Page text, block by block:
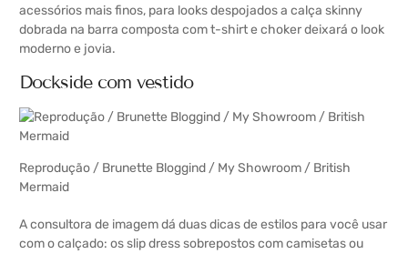
acessórios mais finos, para looks despojados a calça skinny
dobrada na barra composta com t-shirt e choker deixará o look
moderno e jovia.
Dockside com vestido
Reprodução / Brunette Bloggind/ My Showroom/ British
Mermaid
A consultora de imagem dá duas dicas de estilos para você usar
com o calçado: os slip dress sobrepostos com camisetas ou